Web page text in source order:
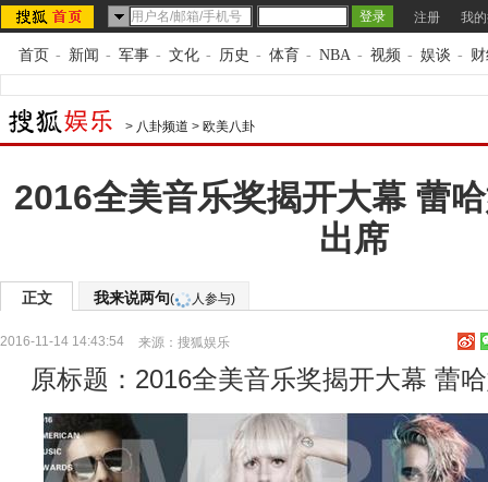
注册 我
首页 - 新闻 - 军事 - 文化 - 历史 - 体育 - NBA - 视频 - 娱谈 -
> 八卦频道 > 欧美八卦
2016全美音乐奖揭开大幕 蕾
出席
正文 我来说两句( 人参与)
2016-11-14 14:43:54 来源： 搜狐娱乐
原标题：2016全美音乐奖揭开大幕 蕾